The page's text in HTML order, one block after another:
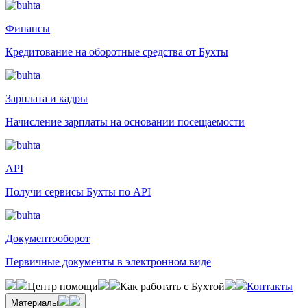
Финансы
Кредитование на оборотные средства от Бухты
Зарплата и кадры
Начисление зарплаты на основании посещаемости
API
Получи сервисы Бухты по API
Документооборот
Первичные документы в электронном виде
Центр помощи Как работать с Бухтой Контакты
Материалы